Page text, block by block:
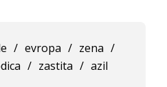
/ evropa / zena /
/ zastita / azil